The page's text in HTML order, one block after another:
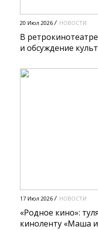
20 Июл 2026 НОВОСТИ
В
и обсуждение
17 Июл 2026 НОВОСТИ
«Родное кино»:
киноленту «Маша